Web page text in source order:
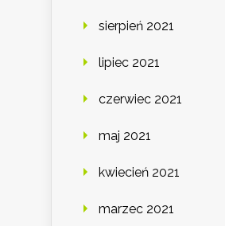
sierpień 2021
lipiec 2021
czerwiec 2021
maj 2021
kwiecień 2021
marzec 2021